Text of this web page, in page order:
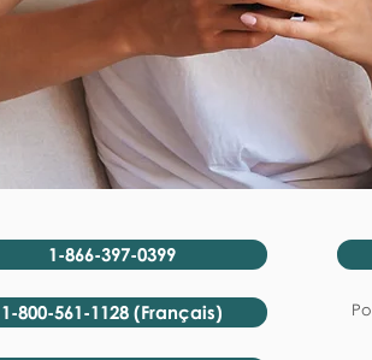
1-866-397-0399
1-800-561-1128 (Français)